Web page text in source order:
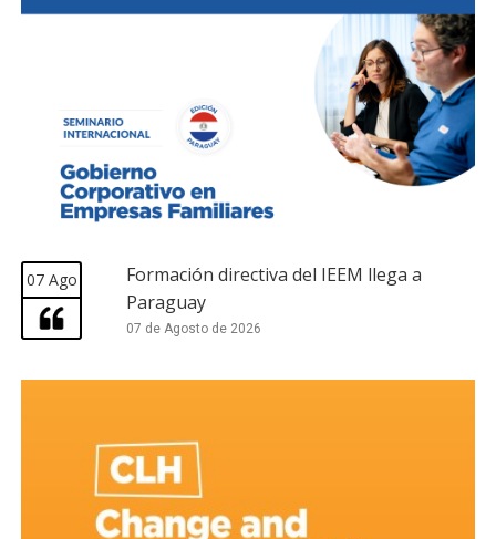
07 Ago
Formación directiva del IEEM llega a
Paraguay
07 de Agosto de 2026